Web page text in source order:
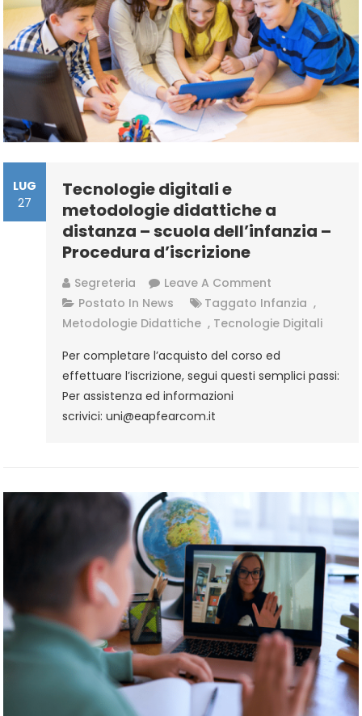
LUG
27
Tecnologie digitali e
metodologie didattiche a
distanza – scuola dell’infanzia –
Procedura d’iscrizione
Segreteria Leave A Comment
Tecnologie
Digitali
Metodologie
Didattiche
D’iscrizione
Postato In News Taggato Infanzia ,
Metodologie Didattiche , Tecnologie Digitali
Per completare l’acquisto del corso ed
effettuare l’iscrizione, segui questi semplici passi:
Per assistenza ed informazioni
scrivici: uni@eapfearcom.it